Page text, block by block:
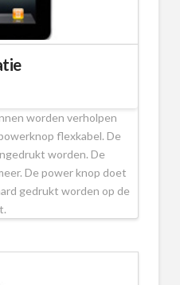
worden verholpen
flexkabel. De
worden. De
De power knop doet
gedrukt worden op de